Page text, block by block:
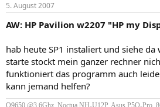
5. August 2007
AW: HP Pavilion w2207 "HP my
hab heute SP1 instaliert und siehe
starte stockt mein ganzer rechner
funktioniert das programm auch
kann jemand helfen?
Q9650 @3,6Ghz, Noctua NH-U12P, Asus P5Q-Pro,